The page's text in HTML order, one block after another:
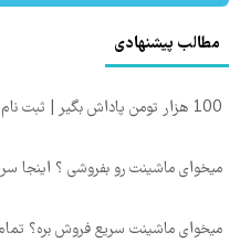
مطالب پیشنهادی
100 هزار تومن پاداش بگیر | ثبت نام کن
میخوای ماشینت رو بفروشی ؟ اینجا
میخوای ماشینت سریع فروش بره؟